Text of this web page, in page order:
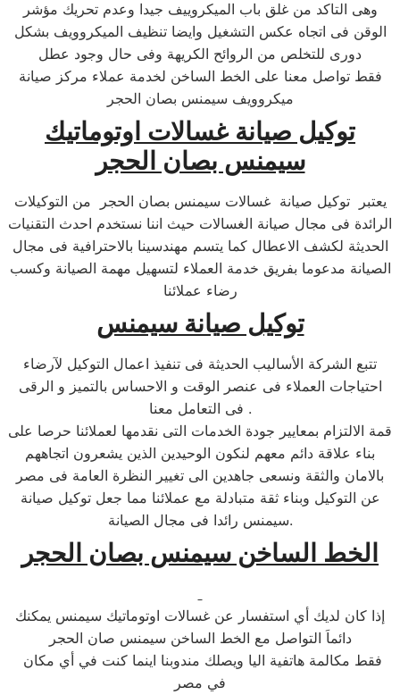
وهى التاكد من غلق باب الميكروييف جيدا وعدم تحريك مؤشر
الوقن فى اتجاه عكس التشغيل وايضا تنظيف الميكروويف بشكل
دورى للتخلص من الروائح الكريهة وفى حال وجود عطل
فقط تواصل معنا على الخط الساخن لخدمة عملاء مركز صيانة
ميكروويف سيمنس بصان الحجر
توكيل صيانة غسالات اوتوماتيك
سيمنس بصان الحجر
يعتبر توكيل صيانة غسالات سيمنس بصان الحجر من التوكيلات
الرائدة فى مجال صيانة الغسالات حيث اننا نستخدم احدث التقنيات
الحديثة لكشف الاعطال كما يتسم مهندسينا بالاحترافية فى مجال
الصيانة مدعوما بفريق خدمة العملاء لتسهيل مهمة الصيانة وكسب
رضاء عملائنا
توكيل صيانة سيمنس
تتبع الشركة الأساليب الحديثة فى تنفيذ اعمال التوكيل لآرضاء
احتياجات العملاء فى عنصر الوقت و الاحساس بالتميز و الرقى
فى التعامل معنا .
قمة الالتزام بمعايير جودة الخدمات التى نقدمها لعملائنا حرصا على
بناء علاقة دائم معهم لنكون الوحيدين الذين يشعرون اتجاههم
بالامان والثقة ونسعى جاهدين الى تغيير النظرة العامة فى مصر
عن التوكيل وبناء ثقة متبادلة مع عملائنا مما جعل توكيل صيانة
سيمنس رائدا فى مجال الصيانة.
الخط الساخن سيمنس بصان الحجر
إذا كان لديك أي استفسار عن غسالات اوتوماتيك سيمنس يمكنك
دائماَ التواصل مع الخط الساخن سيمنس صان الحجر
في مصر